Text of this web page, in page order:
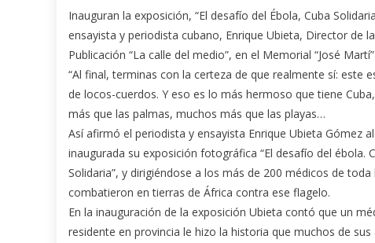
Inauguran la exposición, “El desafío del Ébola, Cuba
ensayista y periodista cubano, Enrique Ubieta, Director de la
Publicación “La calle del medio”, en el Memorial “José Martí”
“Al final, terminas con la certeza de que realmente sí: este
de locos-cuerdos. Y eso es lo más hermoso que tiene
más que las palmas, muchos más que las playas…
Así afirmó el periodista y ensayista Enrique Ubieta Gómez
inaugurada su exposición fotográfica “El desafío del ébola.
Solidaria”, y dirigiéndose a los más de 200 médicos de toda
combatieron en tierras de África contra ese flagelo.
En la inauguración de la exposición Ubieta contó que un
residente en provincia le hizo la historia que muchos de sus